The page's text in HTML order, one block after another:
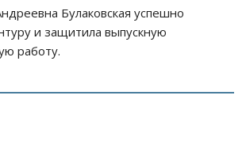
Булаковская успешно
и защитила выпускную
работу.